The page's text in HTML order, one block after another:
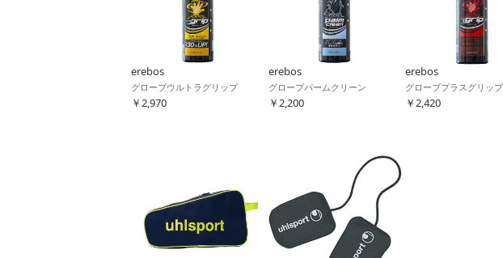
erebos
グローブウルトラグリップ
￥2,970
erebos
グローブパームクリーン
￥2,200
erebos
グローブプラスグリップ
￥2,420